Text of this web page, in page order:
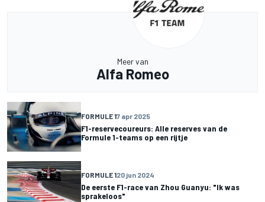
Meer van
Alfa Romeo
FORMULE 17 apr 2025
F1-reservecoureurs: Alle reserves van de
Formule 1-teams op een rijtje
FORMULE 120 jun 2024
De eerste F1-race van Zhou Guanyu: "Ik was
sprakeloos"